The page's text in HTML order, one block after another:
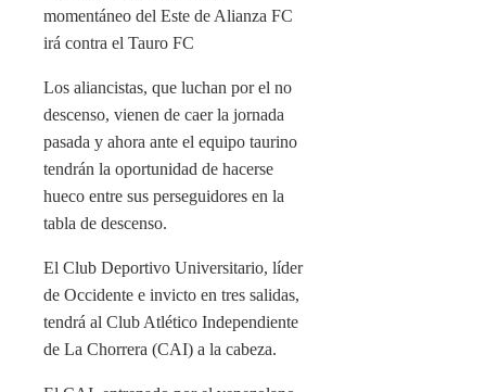
momentáneo del Este de Alianza FC
irá contra el Tauro FC
Los aliancistas, que luchan por el no
descenso, vienen de caer la jornada
pasada y ahora ante el equipo taurino
tendrán la oportunidad de hacerse
hueco entre sus perseguidores en la
tabla de descenso.
El Club Deportivo Universitario, líder
de Occidente e invicto en tres salidas,
tendrá al Club Atlético Independiente
de La Chorrera (CAI) a la cabeza.